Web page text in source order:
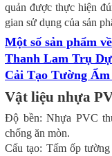
quản được thực hiện
gian sử dụng của sản
Một số sản phẩm
Thanh Lam Trụ
Cải Tạo Tường
Vật liệu nhựa
Độ bền: Nhựa PVC
chống ăn mòn.
Cấu tạo: Tấm ốp